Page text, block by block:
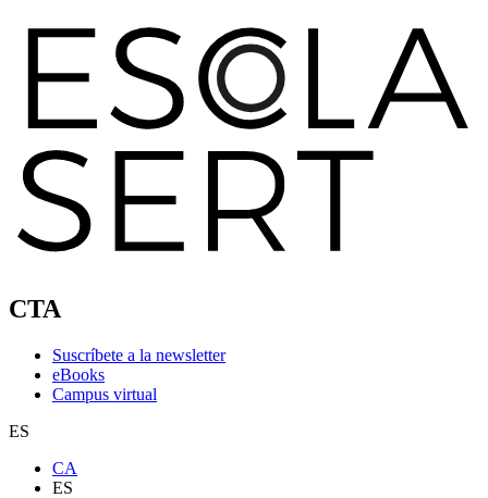
CTA
Suscríbete a la newsletter
eBooks
Campus virtual
ES
CA
ES